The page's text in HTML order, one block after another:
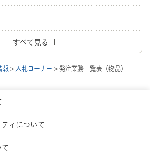
すべて見る
報 > 入札コーナー > 発注業務一覧表（物品）
ィについて